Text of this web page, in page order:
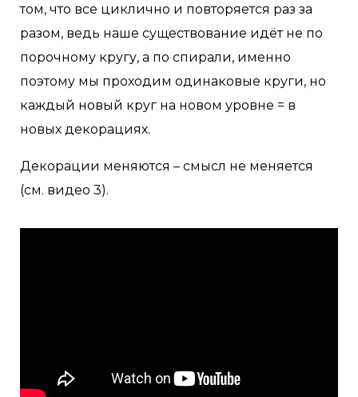
том, что все циклично и повторяется раз за
разом, ведь наше существование идёт не по
порочному кругу, а по спирали, именно
поэтому мы проходим одинаковые круги, но
каждый новый круг на новом уровне = в
новых декорациях.
Декорации меняются – смысл не меняется
(см. видео 3).